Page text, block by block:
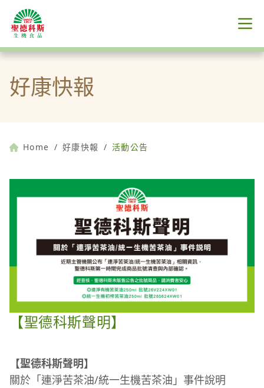
好康快報
Home / 好康快報 / 活動公告
【聖德科斯聲明】
【聖德科斯聲明】
關於「連淨苦茶油/統一生機苦茶油」事件說明